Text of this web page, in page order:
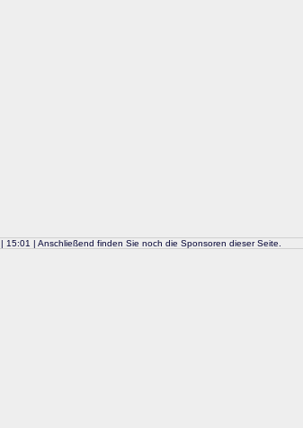
| 15:01 | Anschließend finden Sie noch die Sponsoren dieser Seite.